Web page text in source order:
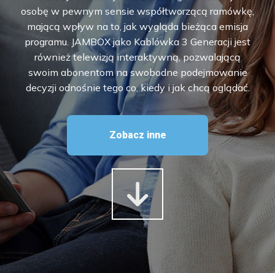
osobę w pewnym sensie współtworzącą ramówkę,
mającą wpływ na to, jak wygląda bieżąca emisja
programu. JAMBOX jako Kablówka 3 Generacji jest
również telewizją interaktywną, pozwalającą
swoim abonentom na swobodne podejmowanie
decyzji odnośnie tego co, kiedy i jak chcą oglądać.
Zobacz inne